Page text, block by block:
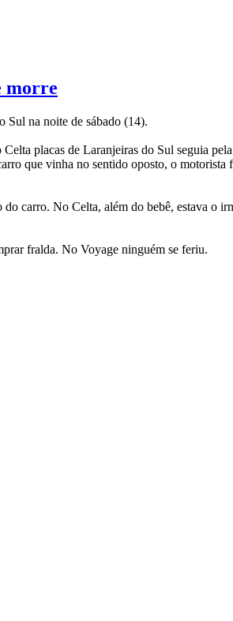
morre
Sul na noite de sábado (14).
placas de Laranjeiras do Sul seguia
que vinha no sentido oposto, o
carro. No Celta, além do bebê, estava o
fralda. No Voyage ninguém se feriu.